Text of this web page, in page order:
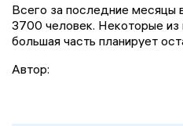
Всего за последние месяцы
3700 человек. Некоторые из
большая часть планирует
Автор: